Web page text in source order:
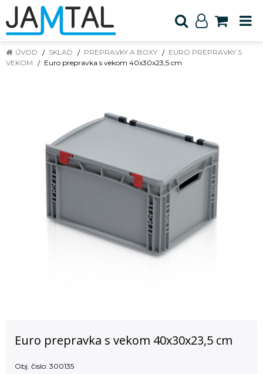
ÚVOD SKLAD PREPRAVKY A BOXY
EURO PREPRAVKY S
VEKOM
Euro prepravka s vekom 40x30x23,5 cm
Euro prepravka s vekom 40x30x23,5 cm
Obj. čislo: 300135